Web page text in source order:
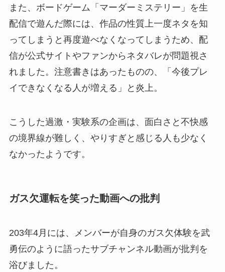
また、ボードゲーム「マーダーミステリー」を生
配信で遊んだ際には、作品の性質上一度ネタを知
ってしまうと再度遊べなくなってしまうため、配
信が公式サイトやファンからネタバレが問題視さ
れました。注意書きはあったものの、「今後プレ
イできなくなる人が増える」と炎上。​
こうした過激・実験系の企画は、面白さと不快感
の境界線が難しく、やりすぎと感じる人も少なく
なかったようです。
ガス欠運転を笑った動画への批判
203年4月には、メンバーが自身のガス欠体験を武
勇伝のように語ったサブチャンネル動画が批判を
浴びました。​